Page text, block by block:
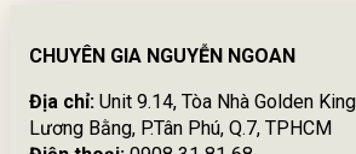
CHUYÊN GIA NGUYỄN NGOAN
Địa chỉ: Unit 9.14, Tòa Nhà Golden
Lương Bằng, P.Tân Phú, Q.7, TPHCM